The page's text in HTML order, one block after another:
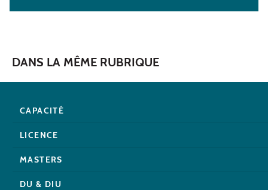
DANS LA MÊME RUBRIQUE
CAPACITÉ
LICENCE
MASTERS
DU & DIU